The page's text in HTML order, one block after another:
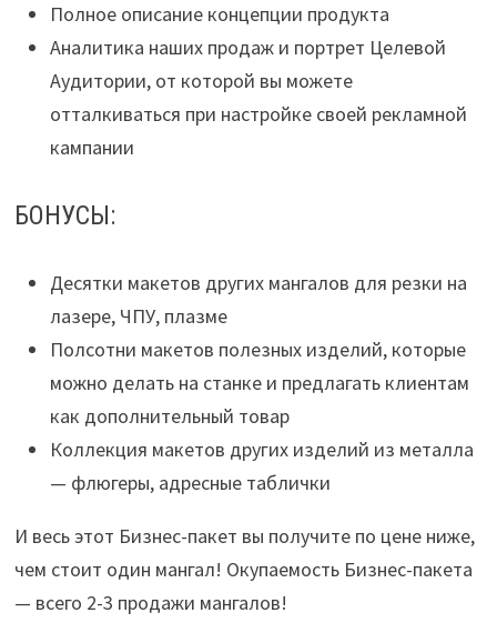
Полное описание концепции продукта
Аналитика наших продаж и портрет Целевой
Аудитории, от которой вы можете
отталкиваться при настройке своей рекламной
кампании
БОНУСЫ:
Десятки макетов других мангалов для резки на
лазере, ЧПУ, плазме
Полсотни макетов полезных изделий, которые
можно делать на станке и предлагать клиентам
как дополнительный товар
Коллекция макетов других изделий из металла
— флюгеры, адресные таблички
И весь этот Бизнес-пакет вы получите по цене ниже,
чем стоит один мангал! Окупаемость Бизнес-пакета
— всего 2-3 продажи мангалов!